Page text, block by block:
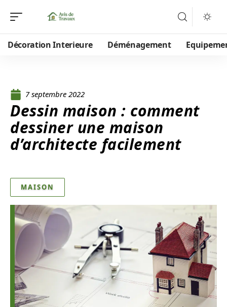
Décoration Interieure Déménagement
7 septembre 2022
Dessin maison : comment
dessiner une maison
d’architecte facilement
MAISON